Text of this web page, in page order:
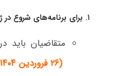
۱. برای برنامه‌های شروع در ژوئیه:
متقاضیان باید
(۲۶ فروردین ۱۴۰۴)